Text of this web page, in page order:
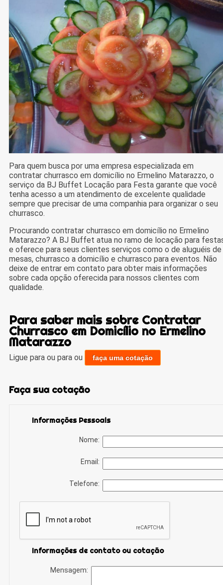
Para quem busca por uma empresa especializada em
contratar churrasco em domicílio no Ermelino Matarazzo, o
serviço da BJ Buffet Locação para Festa garante que você
tenha acesso a um atendimento de excelente qualidade
sempre que precisar de uma companhia para organizar o seu
churrasco.
Procurando contratar churrasco em domicílio no Ermelino
Matarazzo? A BJ Buffet atua no ramo de locação para
e oferece para seus clientes serviços como o de aluguéis de
mesas, churrasco a domicílio e churrasco para eventos. Não
deixe de entrar em contato para obter mais informações
sobre cada opção oferecida para nossos clientes com
qualidade.
Para saber mais sobre Contratar
Churrasco em Domicílio no Ermelino
Matarazzo
Ligue para ou para ou faça uma cotação
Faça sua cotação
Informações Pessoais
Nome:
Email:
Telefone:
Informações de contato ou cotação
Mensagem: